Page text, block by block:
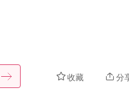
收藏 分